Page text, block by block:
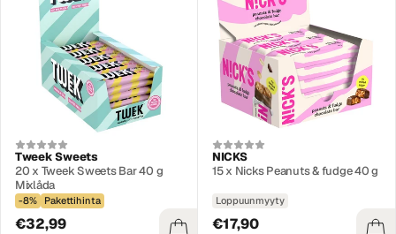
Tweek Sweets
20 x Tweek Sweets Bar 40 g
Mixlåda
-8% Pakettihinta
€32,99
NICKS
15 x Nicks Peanuts & fudge 40 g
Loppuunmyyty
€17,90